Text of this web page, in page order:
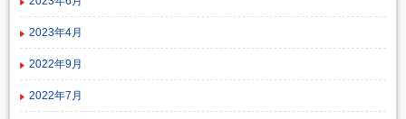
2023年4月
2022年9月
2022年7月